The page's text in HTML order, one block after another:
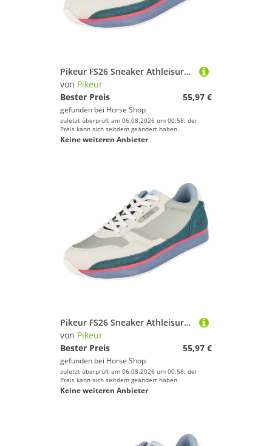
Pikeur FS26 Sneaker Athleisure Damen
von Pikeur
Bester Preis
55,97 €
gefunden bei Horse Shop
zuletzt überprüft am 06.08.2026 um 00:58; der
Preis kann sich seitdem geändert haben.
Keine weiteren Anbieter
Pikeur FS26 Sneaker Athleisure Damen
von Pikeur
Bester Preis
55,97 €
gefunden bei Horse Shop
zuletzt überprüft am 06.08.2026 um 00:58; der
Preis kann sich seitdem geändert haben.
Keine weiteren Anbieter